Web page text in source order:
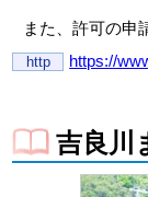
また、許可の申
http https://
吉良川